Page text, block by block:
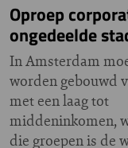
Oproep
ongedeelde
In Amsterdam
worden gebouwd
met een laag tot
middeninkomen,
die groepen is de